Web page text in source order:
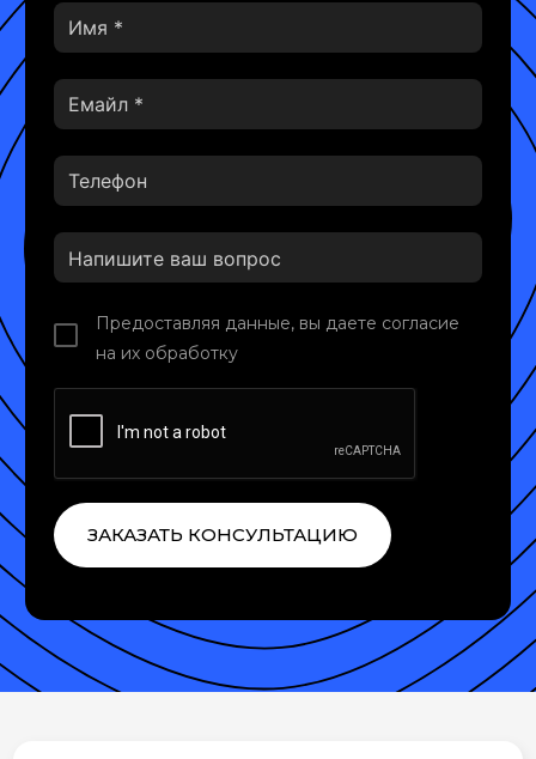
Предоставляя данные, вы даете согласие
на их обработку
ЗАКАЗАТЬ КОНСУЛЬТАЦИЮ